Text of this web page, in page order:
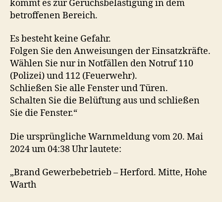
kommt es zur Geruchsbelästigung in dem
betroffenen Bereich.
Es besteht keine Gefahr.
Folgen Sie den Anweisungen der Einsatzkräfte.
Wählen Sie nur in Notfällen den Notruf 110
(Polizei) und 112 (Feuerwehr).
Schließen Sie alle Fenster und Türen.
Schalten Sie die Belüftung aus und schließen
Sie die Fenster.“
Die ursprüngliche Warnmeldung vom 20. Mai
2024 um 04:38 Uhr lautete:
„Brand Gewerbebetrieb – Herford. Mitte, Hohe
Warth